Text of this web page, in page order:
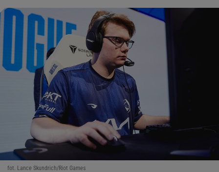
fot. Lance Skundrich/Riot Games